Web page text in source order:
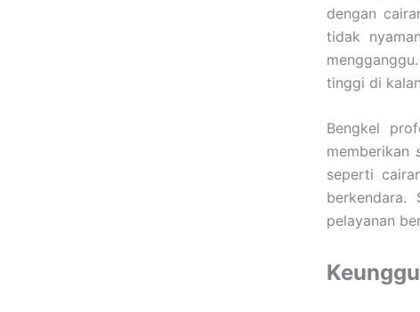
dengan
tidak
tinggi di
Bengkel
memberikan
seperti
berkendara.
pelayanan